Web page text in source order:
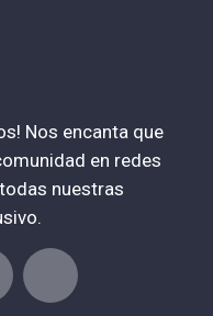
Nos encanta que
en redes
nuestras